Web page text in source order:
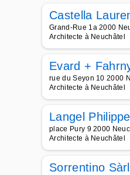
Castella
Grand-Rue 1a 2000
Architecte à Neuchâtel
Evard +
rue du Seyon 10 2000
Architecte à Neuchâtel
Langel
place Pury 9 2000
Architecte à Neuchâtel
Sorrentino Sàrl